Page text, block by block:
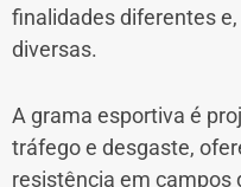
finalidades diferentes
diversas.
A grama esportiva é
tráfego e desgaste,
resistência em campos